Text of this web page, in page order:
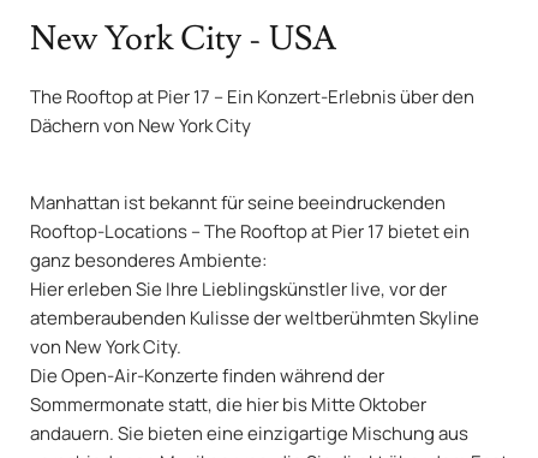
New York City - USA
The Rooftop at Pier 17 – Ein Konzert-Erlebnis über den
Dächern von New York City
Manhattan ist bekannt für seine beeindruckenden
Rooftop-Locations – The Rooftop at Pier 17 bietet ein
ganz besonderes Ambiente:
Hier erleben Sie Ihre Lieblingskünstler live, vor der
atemberaubenden Kulisse der weltberühmten Skyline
von New York City.
Die Open-Air-Konzerte finden während der
Sommermonate statt, die hier bis Mitte Oktober
andauern. Sie bieten eine einzigartige Mischung aus